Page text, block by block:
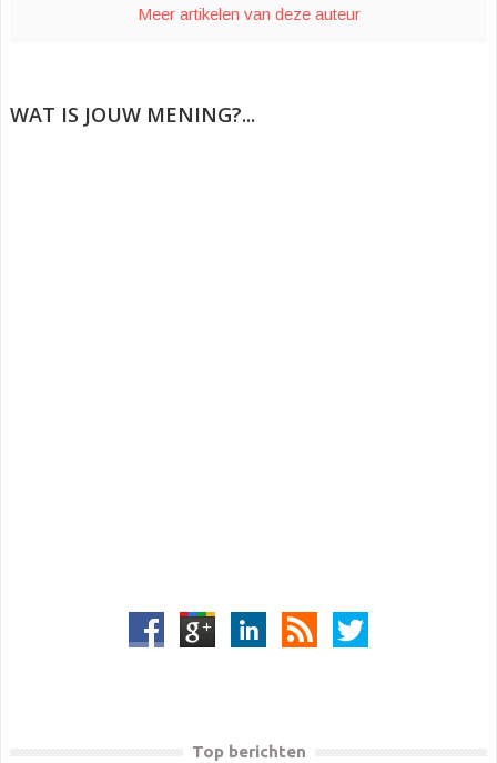
v
e
Meer artikelen van deze auteur
WAT IS JOUW MENING?...
Top berichten